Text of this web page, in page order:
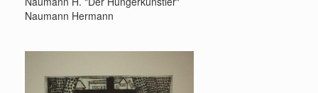
Naumann Hermann